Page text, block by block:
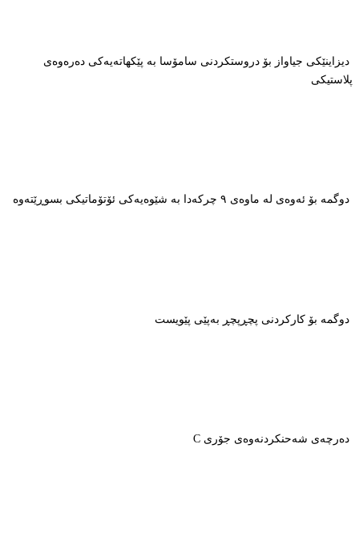
دیزاینێکی جیاواز بۆ دروستکردنی سامۆسا بە پێکهاتەیەکی دەرەوەی
پلاستیکی
دوگمە بۆ ئەوەی لە ماوەی ٩ چرکەدا بە شێوەیەکی ئۆتۆماتیکی بسوڕێتەوە
دوگمە بۆ کارکردنی پچڕپچڕ بەپێی پێویست
دەرچەی شەحنکردنەوەی جۆری C